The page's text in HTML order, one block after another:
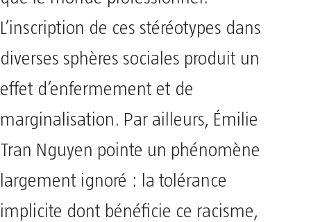
L’inscription de ces stéréotypes dans
diverses sphères sociales produit un
effet d’enfermement et de
marginalisation. Par ailleurs, Émilie
Tran Nguyen pointe un phénomène
largement ignoré : la tolérance
implicite dont bénéficie ce racisme,